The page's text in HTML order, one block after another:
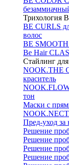
Трихология
BE CURLS
волос
BE SMOOTH
Be Hair
Стайлинг
NOOK.THE
краситель
тон
Маски с
Пред-уход за
Решение
Решение
Решение
Решение